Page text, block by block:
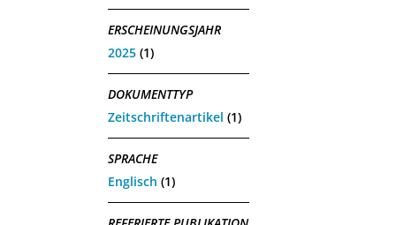
ERSCHEINUNGSJAHR
2025 (1)
DOKUMENTTYP
Zeitschriftenartikel (1)
SPRACHE
Englisch (1)